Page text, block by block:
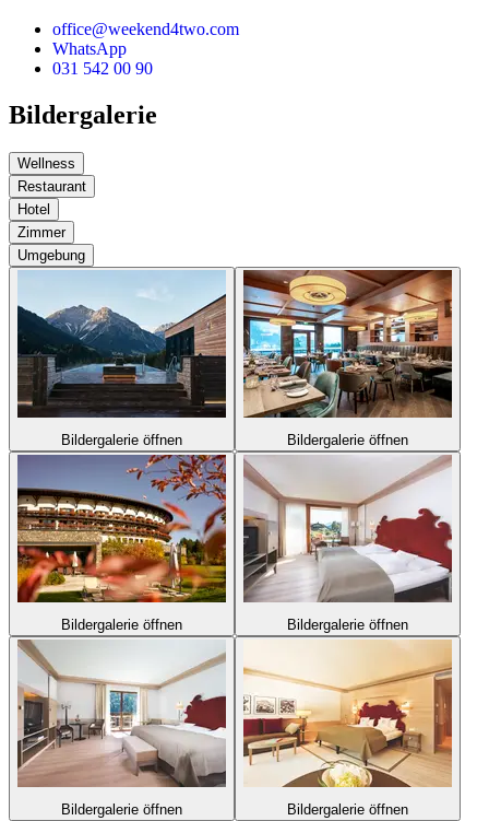
office@weekend4two.com
WhatsApp
031 542 00 90
Bildergalerie
Wellness
Restaurant
Hotel
Zimmer
Umgebung
Bildergalerie öffnen Bildergalerie öffnen
Bildergalerie öffnen Bildergalerie öffnen
Bildergalerie öffnen
Bildergalerie öffnen